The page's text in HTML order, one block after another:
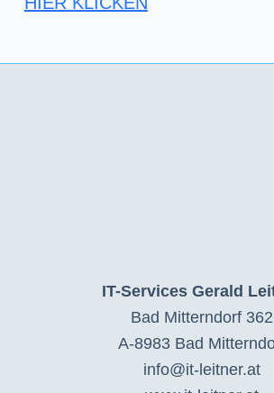
IT-Services Gerald
Bad Mitterndorf 362
A-8983 Bad
info@it-leitner.at